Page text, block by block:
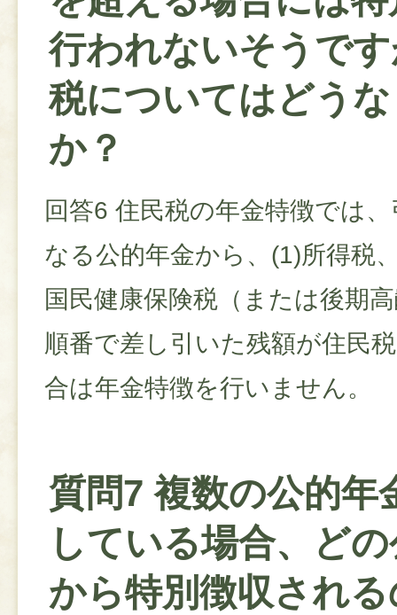
行われないそうで
税についてはどう
か？
回答6 住民税の年金特徴では
なる公的年金から、(1)所得税
国民健康保険税（または後期
順番で差し引いた残額が住民
合は年金特徴を行いません。
質問7 複数の公的年
している場合、ど
から特別徴収され